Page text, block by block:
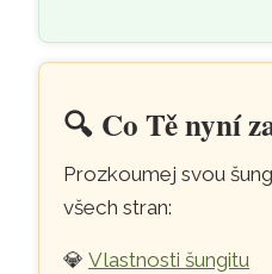
🔍️ Co Tě nyní
Prozkoumej svou
všech stran:
💎Vlastnosti šungitu